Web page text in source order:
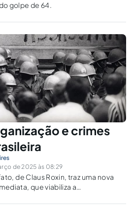
golpe de 64.
e crimes
de 2025 às 08:29
de Claus Roxin, traz uma nova
que viabiliza a
Brasil no contexto da ditadura de